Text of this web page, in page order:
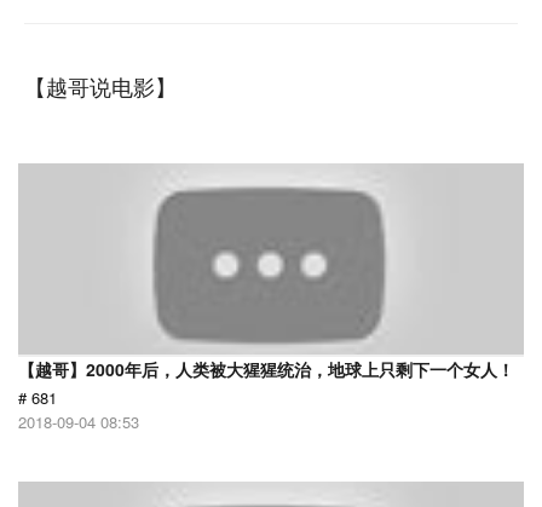
【越哥说电影】
【越哥】2000年后，人类被大猩猩统治，地球上只剩下一个女人！
# 681
2018-09-04 08:53